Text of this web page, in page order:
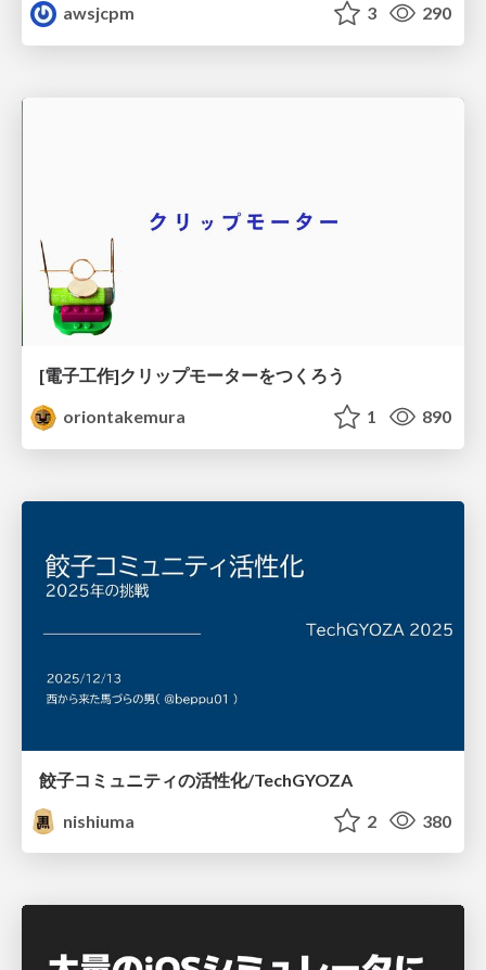
awsjcpm 3 290
[電子工作]クリップモーターをつくろう
oriontakemura
1 890
餃子コミュニティの活性化/TechGYOZA
nishiuma
2 380